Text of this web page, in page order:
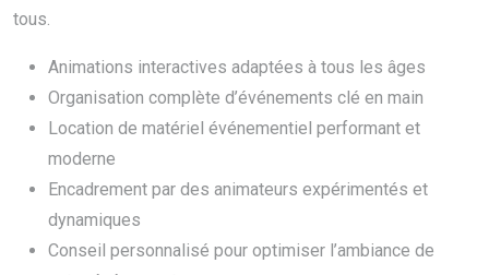
tous.
Animations interactives adaptées à tous les âges
Organisation complète d’événements clé en main
Location de matériel événementiel performant et
moderne
Encadrement par des animateurs expérimentés et
dynamiques
Conseil personnalisé pour optimiser l’ambiance de